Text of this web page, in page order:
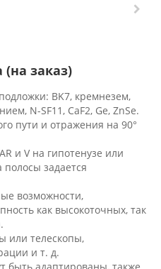
заказ)
BK7, кремнезем,
N-SF11, CaF2, Ge, ZnSe.
пути и отражения на 90°
и V на гипотенузе или
задается
возможности,
как высокоточных, так
или телескопы,
и т. д.